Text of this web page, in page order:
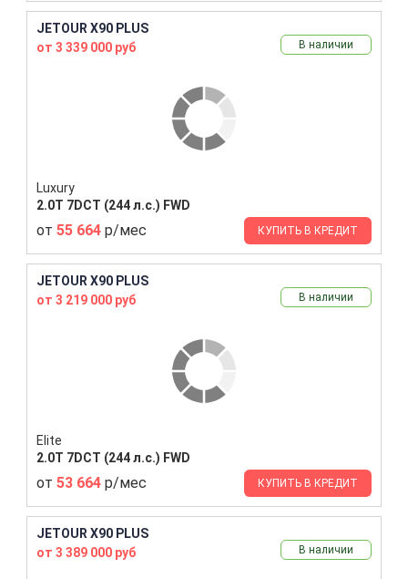
JETOUR X90 PLUS
от 3 339 000 руб
В наличии
Luxury
2.0T 7DCT (244 л.с.) FWD
от 55 664 р/мес КУПИТЬ В КРЕДИТ
JETOUR X90 PLUS
от 3 219 000 руб
В наличии
Elite
2.0T 7DCT (244 л.с.) FWD
от 53 664 р/мес КУПИТЬ В КРЕДИТ
JETOUR X90 PLUS
от 3 389 000 руб
В наличии